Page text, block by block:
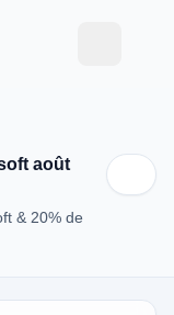
août
& 20% de